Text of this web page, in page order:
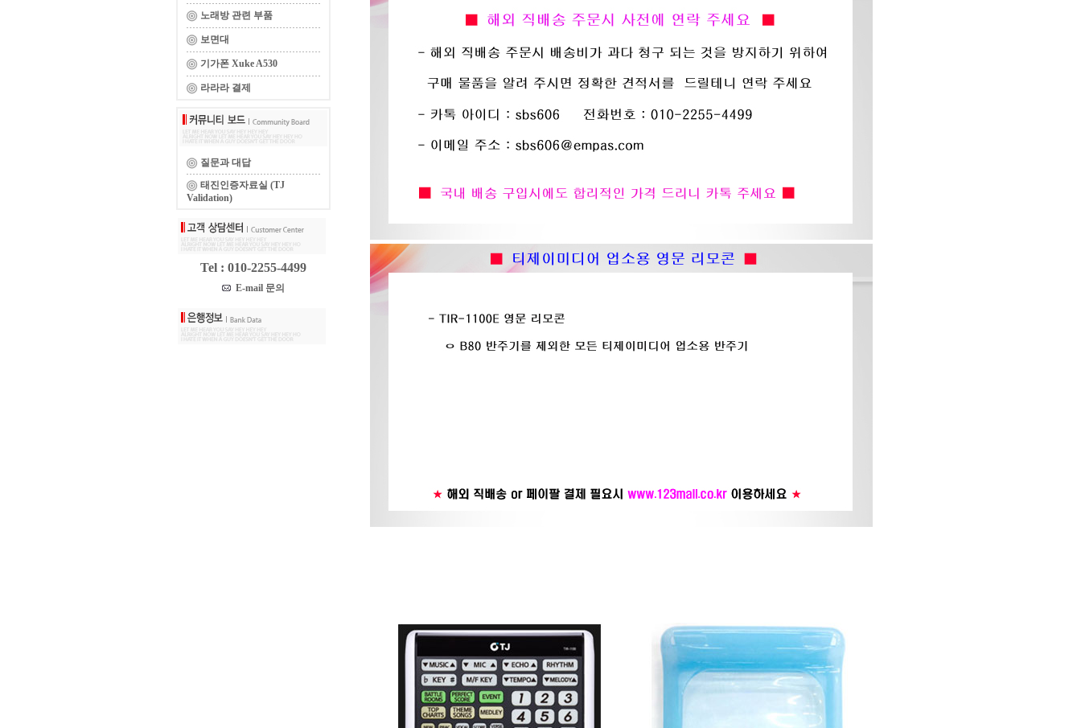
노래방 관련 부품
보면대
기가폰 Xuke A530
라라라 결제
질문과 대답
태진인증자료실 (TJ
Validation)
Tel : 010-2255-4499
E-mail 문의